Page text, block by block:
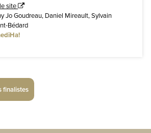
site
Jo Goudreau, Daniel Mireault, Sylvain
Bédard
finalistes